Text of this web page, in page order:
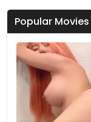
Popular Movies